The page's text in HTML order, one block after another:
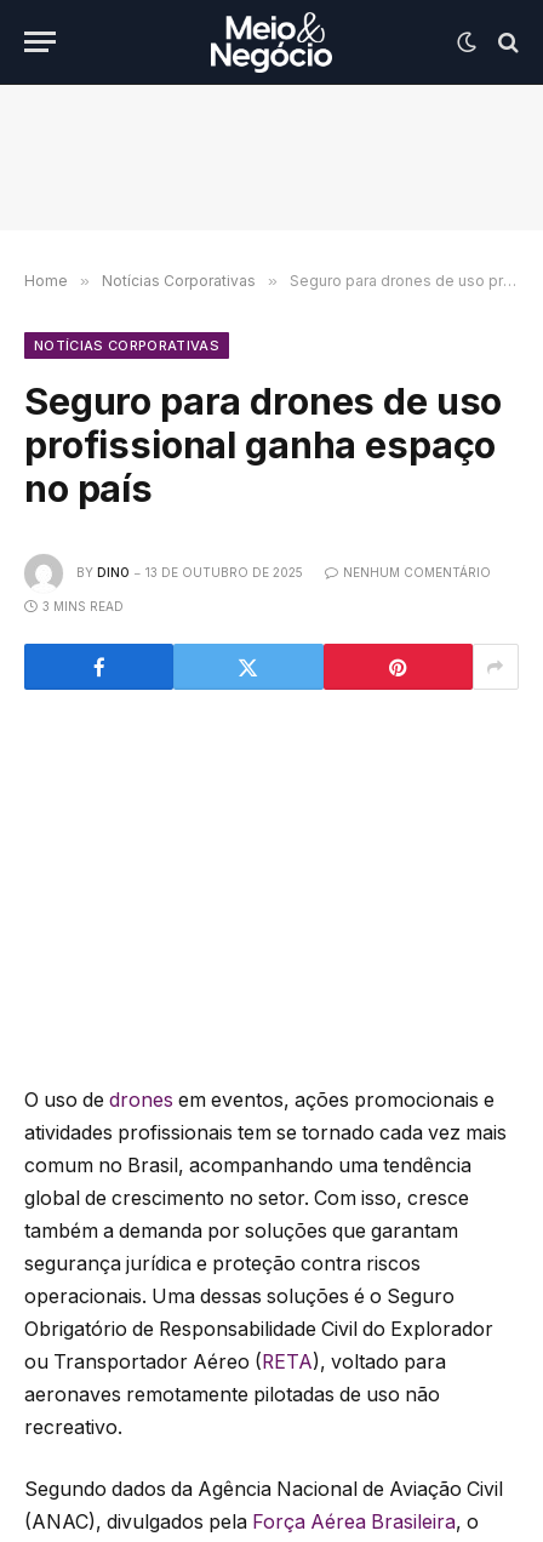
Home » Notícias Corporativas » Seguro para drones de uso profissional ganha espaço no país
NOTÍCIAS CORPORATIVAS
Seguro para drones de uso
profissional ganha espaço
no país
BY DINO 13 DE OUTUBRO DE 2025 NENHUM COMENTÁRIO
3 MINS READ
O uso de drones em eventos, ações promocionais e
atividades profissionais tem se tornado cada vez mais
comum no Brasil, acompanhando uma tendência
global de crescimento no setor. Com isso, cresce
também a demanda por soluções que garantam
segurança jurídica e proteção contra riscos
operacionais. Uma dessas soluções é o Seguro
Obrigatório de Responsabilidade Civil do Explorador
ou Transportador Aéreo (RETA), voltado para
aeronaves remotamente pilotadas de uso não
recreativo.
Segundo dados da Agência Nacional de Aviação Civil
(ANAC), divulgados pela Força Aérea Brasileira, o